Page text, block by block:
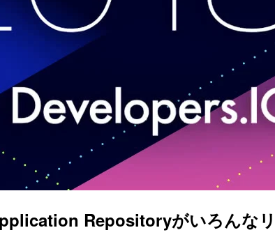
Repositoryがいろんな